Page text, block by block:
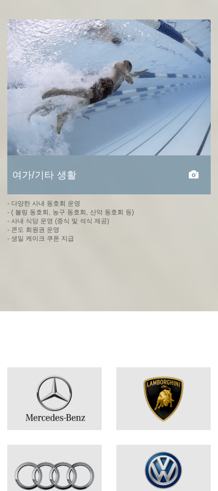
여가/기타 생활
- 다양한 사내 동호회 운영
- ( 볼링 동호회, 농구 동호회, 산악 동호회 등)
- 사내 식당 운영 (중식 및 석식 제공)
- 콘도 회원권 운영
- 생일 케이크 쿠폰 지급